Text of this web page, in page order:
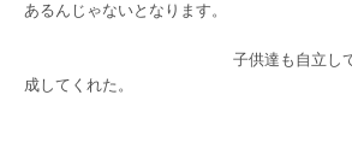
あるんじゃないとなります。
子供達も自立しているし
成してくれた。